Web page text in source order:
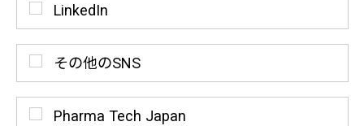
LinkedIn
その他のSNS
Pharma Tech Japan